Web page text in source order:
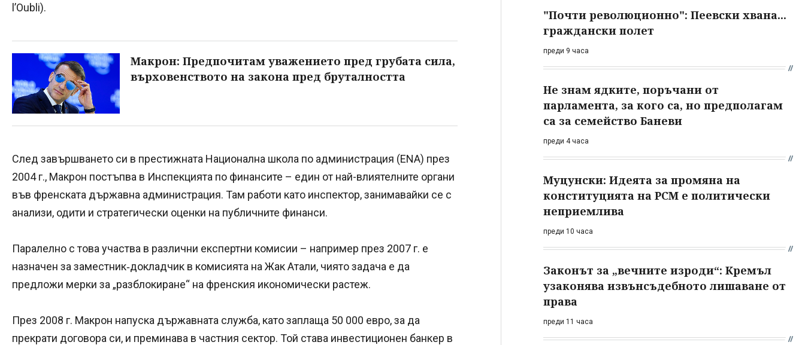
l’Oubli).
Макрон: Предпочитам уважението пред грубата сила,
върховенството на закона пред бруталността
След завършването си в престижната Национална школа по администрация (ENA) през
2004 г., Макрон постъпва в Инспекцията по финансите – един от най-влиятелните органи
във френската държавна администрация. Там работи като инспектор, занимавайки се с
анализи, одити и стратегически оценки на публичните финанси.
Паралелно с това участва в различни експертни комисии – например през 2007 г. е
назначен за заместник‑докладчик в комисията на Жак Атали, чиято задача е да
предложи мерки за „разблокиране“ на френския икономически растеж.
През 2008 г. Макрон напуска държавната служба, като заплаща 50 000 евро, за да
прекрати договора си, и преминава в частния сектор. Той става инвестиционен банкер в
"Почти революционно": Пеевски хвана...
граждански полет
преди 9 часа
Не знам ядките, поръчани от
парламента, за кого са, но предполагам
са за семейство Баневи
преди 4 часа
Муцунски: Идеята за промяна на
конституцията на РСМ е политически
неприемлива
преди 10 часа
Законът за „вечните изроди“: Кремъл
узаконява извънсъдебното лишаване от
права
преди 11 часа